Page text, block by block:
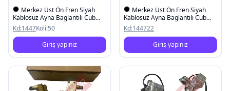
Merkez Üst Ön Fren Siyah
Kablosuz Ayna Baglantili Cub
KH100
Kd:1447Koli:50
Giriş yapınız
Merkez Üst Ön Fren Siyah
Kablosuz Ayna Baglantili Cub
KH100 Siyah
Kd:144722
Giriş yapınız